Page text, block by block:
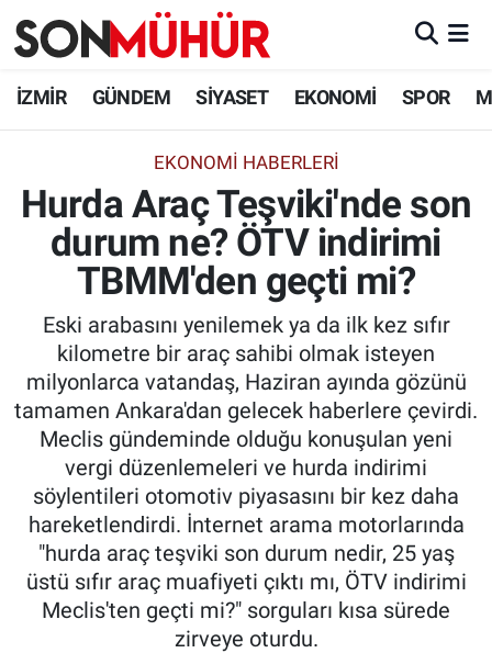
İZMİR GÜNDEM SİYASET EKONOMİ SPOR
EKONOMI HABERLERI
Hurda Araç Teşviki'nde son
durum ne? ÖTV indirimi
TBMM'den geçti mi?
Eski arabasını yenilemek ya da ilk kez sıfır
kilometre bir araç sahibi olmak isteyen
milyonlarca vatandaş, Haziran ayında gözünü
tamamen Ankara'dan gelecek haberlere çevirdi.
Meclis gündeminde olduğu konuşulan yeni
vergi düzenlemeleri ve hurda indirimi
söylentileri otomotiv piyasasını bir kez daha
hareketlendirdi. İnternet arama motorlarında
"hurda araç teşviki son durum nedir, 25 yaş
üstü sıfır araç muafiyeti çıktı mı, ÖTV indirimi
Meclis'ten geçti mi?" sorguları kısa sürede
zirveye oturdu.
İzmir Nöbetçi Eczaneler
İzmir Namaz Vakitleri
İzmir Trafik Yoğunluk Haritası
Süper Lig Puan Durumu ve Fikstür
Tüm Manşetler
Son Dakika Haberleri
Haber Arşivi